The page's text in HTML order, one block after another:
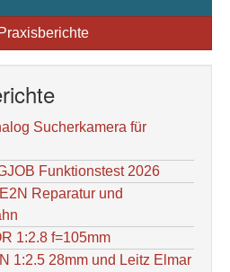
Sucherkamera für
Funktionstest 2026
Reparatur und
1:2.8 f=105mm
1:2.5 28mm und Leitz Elmar